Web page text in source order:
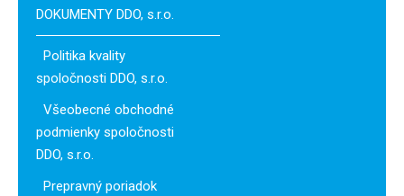
DOKUMENTY DDO, s.r.o.
Politika kvality
spoločnosti DDO, s.r.o.
Všeobecné obchodné
podmienky spoločnosti
DDO, s.r.o.
Prepravný poriadok